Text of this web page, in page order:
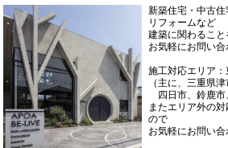
新築住宅・中古
リフォームなど
建築に関わるこ
お気軽にお問い
施工対応エリア
（主に、三重県
四日市、鈴鹿市
またエリア外の
ので
お気軽にお問い